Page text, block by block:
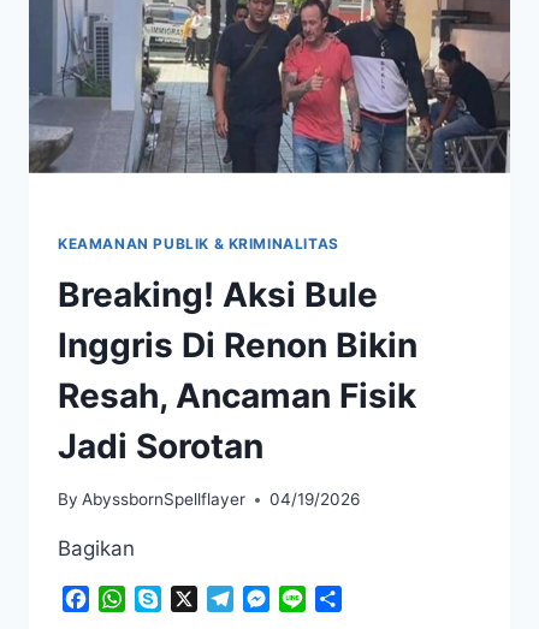
DI
TEBING
KEAMANAN PUBLIK & KRIMINALITAS
Breaking! Aksi Bule
Inggris Di Renon Bikin
Resah, Ancaman Fisik
Jadi Sorotan
By AbyssbornSpellflayer 04/19/2026
Bagikan
Facebook
WhatsApp
Skype TelegramMessenger
Line